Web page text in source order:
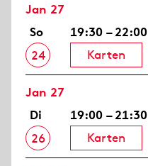
Jan 27
So
24
19:30 – 22:00
Karten
Jan 27
Di
26
19:00 – 21:30
Karten